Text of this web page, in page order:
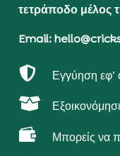
τετράποδο μέλος
Email:
 Εγγύηση

 Μπορείς να